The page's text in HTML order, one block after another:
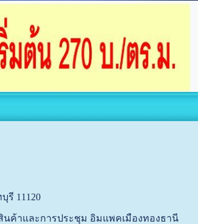
รี 11120
นค้าและการประชุม อิมแพคเมืองทองธานี